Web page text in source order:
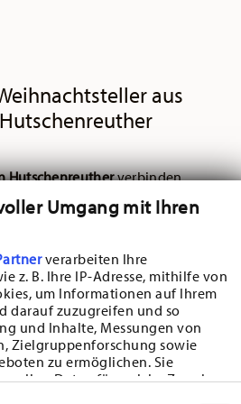
Umgang mit Ihren
verarbeiten Ihre
z. B. Ihre IP-Adresse, mithilfe von
um Informationen auf Ihrem
darauf zuzugreifen und so
und Inhalte, Messungen von
Zielgruppenforschung sowie
zu ermöglichen. Sie
Ihre Daten für welche Zwecke
aus
Hutschenreutherverbinden
und weihnachtliche
Art und Weise. Seit
und Sammler auf
stehen sie für dieLiebe
Hutschenreuther seit jeher
Weihnachts-